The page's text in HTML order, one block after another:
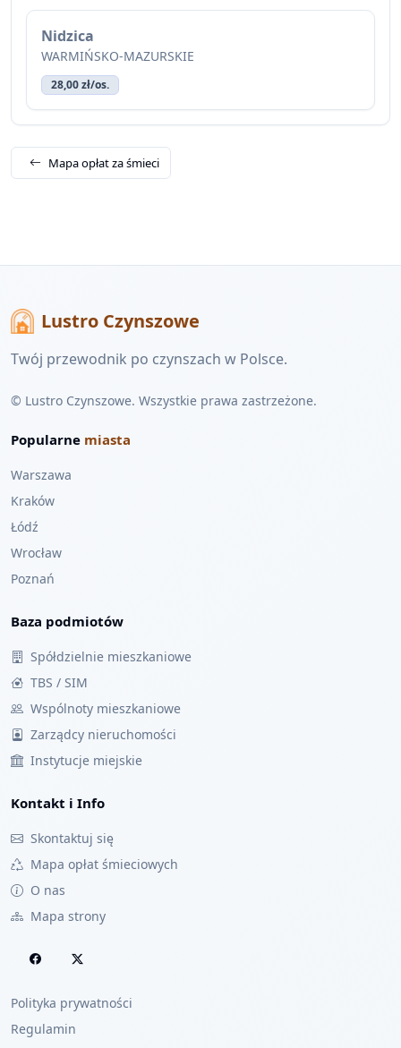
Nidzica
WARMIŃSKO-MAZURSKIE
28,00 zł/os.
Mapa opłat za śmieci
Lustro Czynszowe
Twój przewodnik po czynszach w Polsce.
© Lustro Czynszowe. Wszystkie prawa zastrzeżone.
Popularne miasta
Warszawa
Kraków
Łódź
Wrocław
Poznań
Baza podmiotów
Spółdzielnie mieszkaniowe
TBS / SIM
Wspólnoty mieszkaniowe
Zarządcy nieruchomości
Instytucje miejskie
Kontakt i Info
Skontaktuj się
Mapa opłat śmieciowych
O nas
Mapa strony
Polityka prywatności
Regulamin